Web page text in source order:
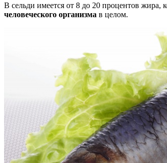
В сельди имеется от 8 до 20 процентов жира,
человеческого организма в целом.